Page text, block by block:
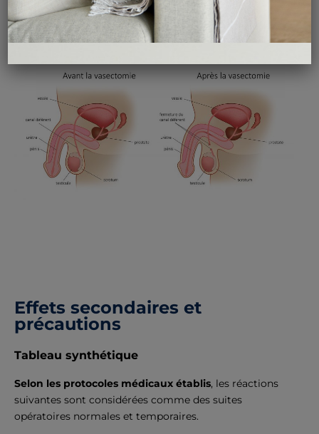
doivent être évitées pendant environ
une semaine
de ne pas gêner la guérison.
Effets secondaires et
précautions
Tableau synthétique
Selon les protocoles médicaux établis, les réactions
suivantes sont considérées comme des suites
opératoires normales et temporaires.